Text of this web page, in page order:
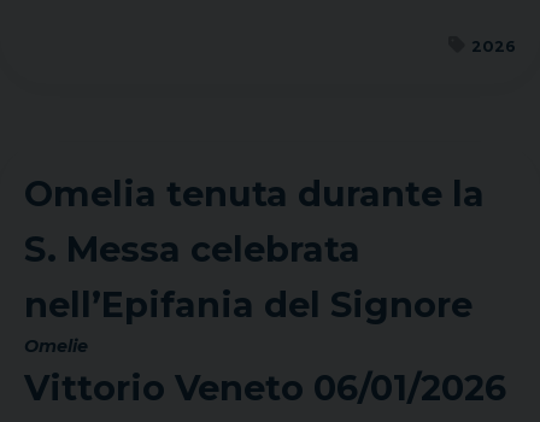
2026
Omelia tenuta durante la
S. Messa celebrata
nell’Epifania del Signore
Omelie
Vittorio Veneto 06/01/2026